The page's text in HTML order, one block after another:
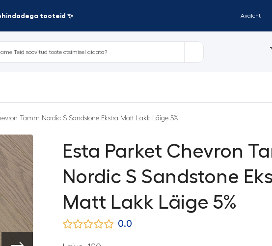
tooteid ✨ Avaleht
Tamm Nordic S Sandstone Ekstra Matt Lakk Läige 5%
Esta Parket Chevron
Nordic S Sandstone
Matt Lakk Läige 5%
0.0